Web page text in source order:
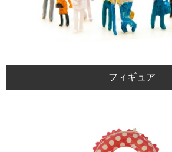
フィギュア